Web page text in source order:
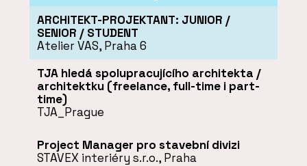
ARCHITEKT-PROJEKTANT: JUNIOR /
SENIOR / STUDENT
Atelier VAS, Praha 6
TJA hledá spolupracujícího architekta /
architektku (freelance, full-time i part-
time)
TJA_Prague
Project Manager pro stavební divizi
STAVEX interiéry s.r.o., Praha